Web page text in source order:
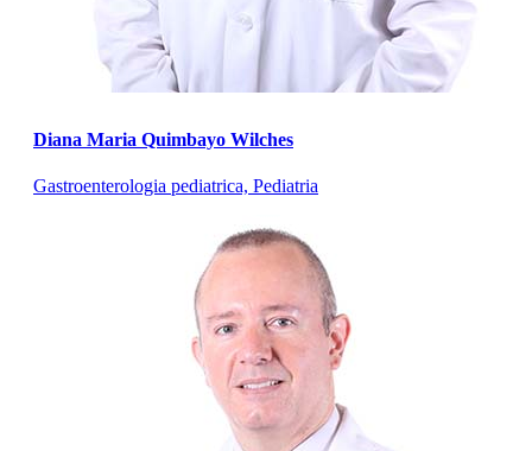
Diana Maria Quimbayo Wilches
Gastroenterologia pediatrica, Pediatria